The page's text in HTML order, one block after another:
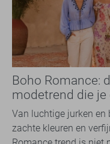
Boho Romance:
modetrend die je
overal ziet
Van luchtige jurken en
zachte kleuren en